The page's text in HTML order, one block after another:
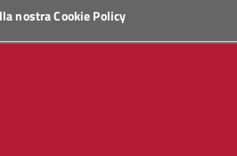
nostraCookie Policy